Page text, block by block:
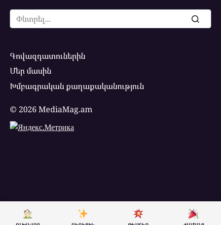
Search
for:
Գովազդատուներին
Մեր մասին
Խմբագրական քաղաքականություն
© 2026 MediaMag.am